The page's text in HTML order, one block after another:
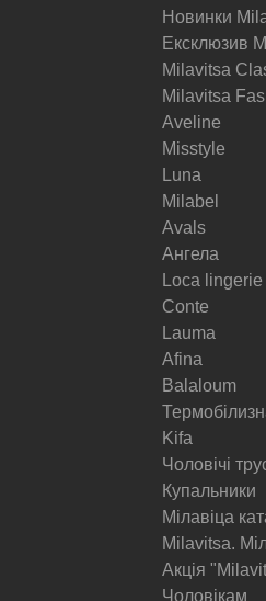
Новинки
Ексклюзив
Milavitsa
Milavitsa
Aveline
Misstyle
Luna
Milabel
Avals
Ангела
Loca lingerie
Conte
Lauma
Afina
Balaloum
Kifa
Чоловічі
Купальники
Мілавіца
Milavitsa.
Акція
Чоловікам